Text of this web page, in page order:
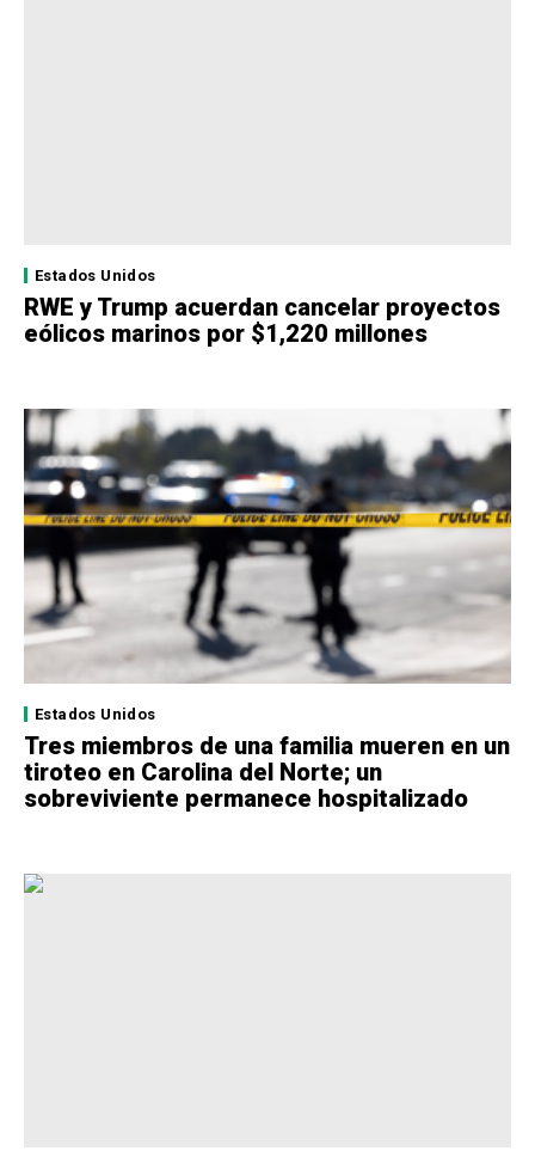
Estados Unidos
RWE y Trump acuerdan cancelar proyectos
eólicos marinos por $1,220 millones
Estados Unidos
Tres miembros de una familia mueren en un
tiroteo en Carolina del Norte; un
sobreviviente permanece hospitalizado